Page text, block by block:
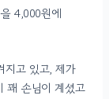
4,000원에
지고 있고, 제가
꽤 손님이 계셨고